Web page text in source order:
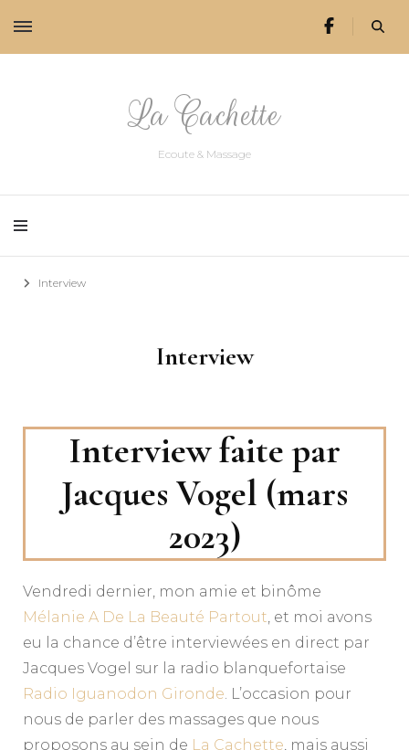
La Cachette
Ecoute & Massage
Interview
Interview
Interview faite par
Jacques Vogel (mars
2023)
Vendredi dernier, mon amie et binôme
Mélanie A De La Beauté Partout, et moi avons
eu la chance d’être interviewées en direct par
Jacques Vogel sur la radio blanquefortaise
Radio Iguanodon Gironde. L’occasion pour
nous de parler des massages que nous
proposons au sein de La Cachette, mais aussi